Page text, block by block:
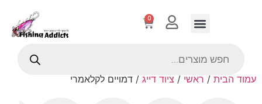
0
עמוד הבית / ראשי / ציוד דייג / דמויים לקלאמרי